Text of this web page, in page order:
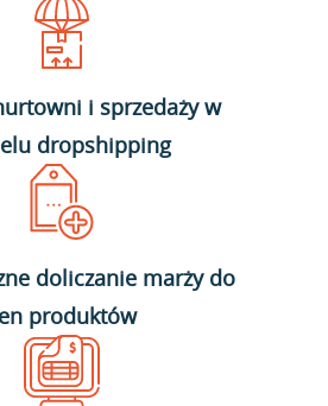
i sprzedaży w
dropshipping
doliczanie marży do
produktów